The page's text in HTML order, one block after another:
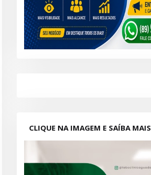
CLIQUE NA IMAGEM E SAÍBA MAIS